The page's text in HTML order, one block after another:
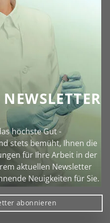
höchste Gut -
stets bemüht, Ihnen die
für Ihre Arbeit in der
aktuellen Newsletter
Neuigkeiten für Sie.
abonnieren